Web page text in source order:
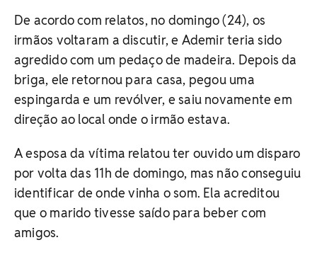
De acordo com relatos, no domingo (24), os
irmãos voltaram a discutir, e Ademir teria sido
agredido com um pedaço de madeira. Depois da
briga, ele retornou para casa, pegou uma
espingarda e um revólver, e saiu novamente em
direção ao local onde o irmão estava.
A esposa da vítima relatou ter ouvido um disparo
por volta das 11h de domingo, mas não conseguiu
identificar de onde vinha o som. Ela acreditou
que o marido tivesse saído para beber com
amigos.